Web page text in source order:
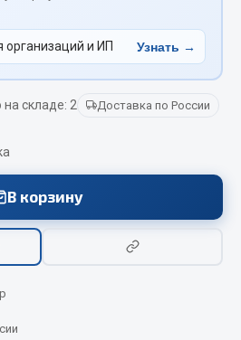
ещё и ИП Узнать →
складе: 2 Доставка по России
В корзину